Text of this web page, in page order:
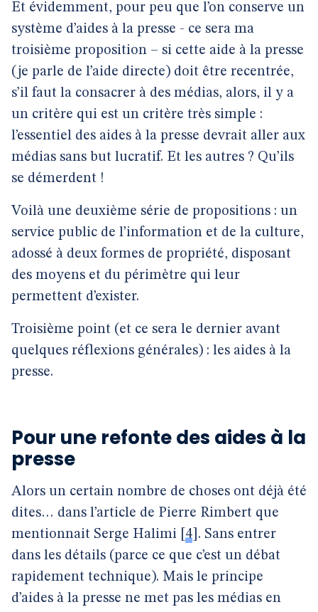
Et évidemment, pour peu que l’on conserve un
système d’aides à la presse - ce sera ma
troisième proposition – si cette aide à la presse
(je parle de l’aide directe) doit être recentrée,
s’il faut la consacrer à des médias, alors, il y a
un critère qui est un critère très simple :
l’essentiel des aides à la presse devrait aller aux
médias sans but lucratif. Et les autres ? Qu’ils
se démerdent !
Voilà une deuxième série de propositions : un
service public de l’information et de la culture,
adossé à deux formes de propriété, disposant
des moyens et du périmètre qui leur
permettent d’exister.
Troisième point (et ce sera le dernier avant
quelques réflexions générales) : les aides à la
presse.
Pour une refonte des aides à la
presse
Alors un certain nombre de choses ont déjà été
dites… dans l’article de Pierre Rimbert que
mentionnait Serge Halimi
4 . Sans entrer
dans les détails (parce ce que c’est un débat
rapidement technique). Mais le principe
d’aides à la presse ne met pas les médias en